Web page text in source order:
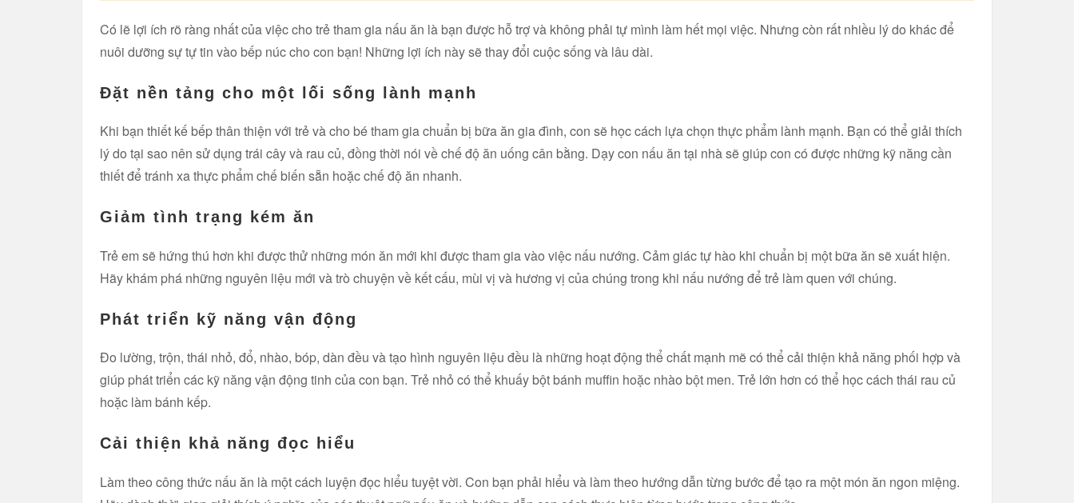
Có lẽ lợi ích rõ ràng nhất của việc cho trẻ tham gia nấu ăn là bạn được hỗ trợ và không phải tự mình làm hết mọi việc. Nhưng còn rất nhiều lý do khác để
nuôi dưỡng sự tự tin vào bếp núc cho con bạn! Những lợi ích này sẽ thay đổi cuộc sống và lâu dài.
Đặt nền tảng cho một lối sống lành mạnh
Khi bạn thiết kế bếp thân thiện với trẻ và cho bé tham gia chuẩn bị bữa ăn gia đình, con sẽ học cách lựa chọn thực phẩm lành mạnh. Bạn có thể giải thích
lý do tại sao nên sử dụng trái cây và rau củ, đồng thời nói về chế độ ăn uống cân bằng. Dạy con nấu ăn tại nhà sẽ giúp con có được những kỹ năng cần
thiết để tránh xa thực phẩm chế biến sẵn hoặc chế độ ăn nhanh.
Giảm tình trạng kém ăn
Trẻ em sẽ hứng thú hơn khi được thử những món ăn mới khi được tham gia vào việc nấu nướng. Cảm giác tự hào khi chuẩn bị một bữa ăn sẽ xuất hiện.
Hãy khám phá những nguyên liệu mới và trò chuyện về kết cấu, mùi vị và hương vị của chúng trong khi nấu nướng để trẻ làm quen với chúng.
Phát triển kỹ năng vận động
Đo lường, trộn, thái nhỏ, đổ, nhào, bóp, dàn đều và tạo hình nguyên liệu đều là những hoạt động thể chất mạnh mẽ có thể cải thiện khả năng phối hợp và
giúp phát triển các kỹ năng vận động tinh của con bạn. Trẻ nhỏ có thể khuấy bột bánh muffin hoặc nhào bột men. Trẻ lớn hơn có thể học cách thái rau củ
hoặc làm bánh kếp.
Cải thiện khả năng đọc hiểu
Làm theo công thức nấu ăn là một cách luyện đọc hiểu tuyệt vời. Con bạn phải hiểu và làm theo hướng dẫn từng bước để tạo ra một món ăn ngon miệng.